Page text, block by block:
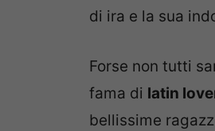
di ira e la sua
Forse non tutti
fama di latin
bellissime